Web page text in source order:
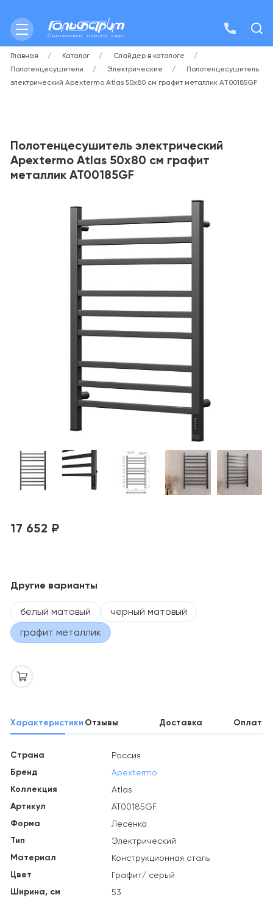
Главная Каталог
Слайдер в каталоге
Полотенцесушители
Электрические
Полотенцесушитель
электрический Apextermo Atlas 50х80 см графит металлик AT00185GF
Полотенцесушитель электрический
Apextermo Atlas 50х80 см графит
металлик AT00185GF
17 652 ₽
Другие варианты
белый матовый
черный матовый
графит металлик
Характеристики Отзывы Доставка Оплата
Страна Россия
Бренд Apextermo
Коллекция Atlas
Артикул AT00185GF
Форма Лесенка
Тип Электрический
Материал Конструкционная сталь
Цвет Графит/ серый
Ширина, см 53